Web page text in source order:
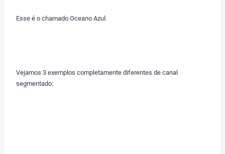
Esse é o chamado Oceano Azul.
Vejamos 3 exemplos completamente diferentes de canal
segmentado: